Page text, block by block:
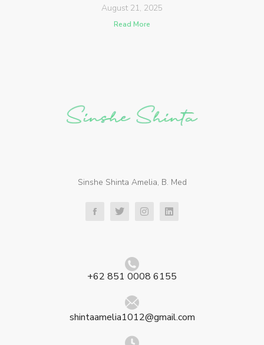
August 21, 2025
Read More
Sinshe Shinta Amelia, B. Med
+62 851 0008 6155
shintaamelia1012@gmail.com